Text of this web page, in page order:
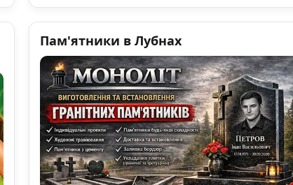
Пам'ятники в Лубнах